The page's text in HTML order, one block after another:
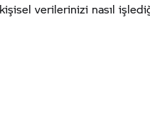
verilerinizi nasıl